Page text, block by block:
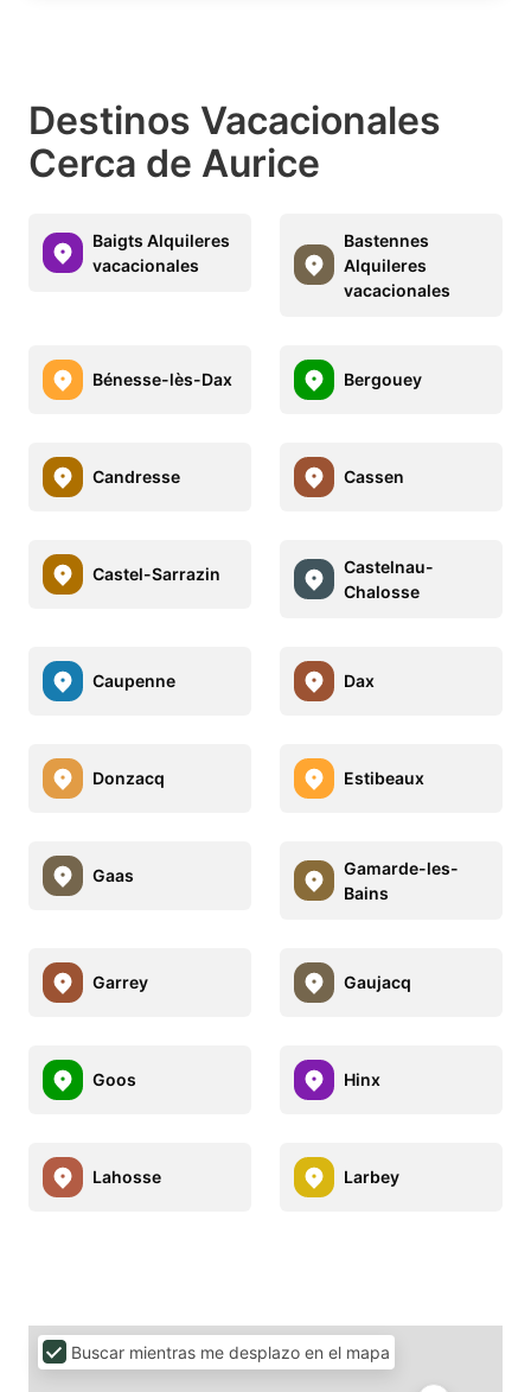
Destinos Vacacionales
Cerca de Aurice
Baigts Alquileres
vacacionales
Bastennes
Alquileres
vacacionales
Bénesse-lès-Dax Bergouey
Candresse Cassen
Castel-Sarrazin
Castelnau-
Chalosse
Caupenne Dax
Donzacq Estibeaux
Gaas
Gamarde-les-
Bains
Garrey Gaujacq
Goos Hinx
Lahosse Larbey
Buscar mientras me desplazo en el mapa